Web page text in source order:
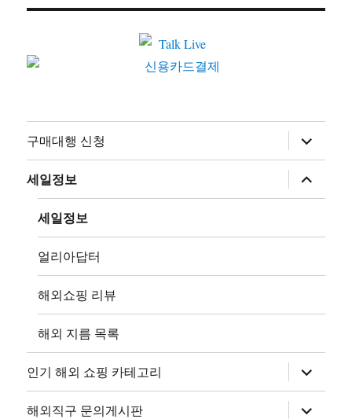
구매대행 신청
하
위
메
뉴
확
장
세일정보
하
위
메
장
세일정보
얼리아답터
해외쇼핑 리뷰
해외 지름 목록
인기 해외 쇼핑 카테고리
하
위
메
뉴
해외직구 문의게시판
하